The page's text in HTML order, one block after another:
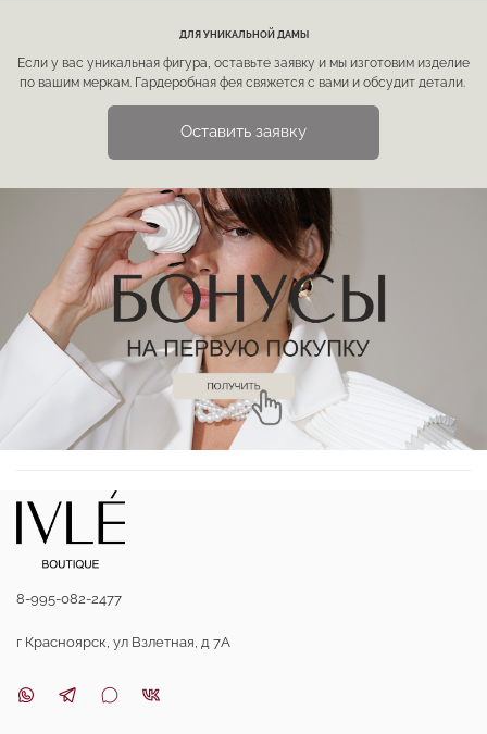
ДЛЯ УНИКАЛЬНОЙ ДАМЫ
Если у вас уникальная фигура, оставьте заявку и мы изготовим изделие
по вашим меркам. Гардеробная фея свяжется с вами и обсудит детали.
Оставить заявку
8-995-082-2477
г Красноярск, ул Взлетная, д 7А